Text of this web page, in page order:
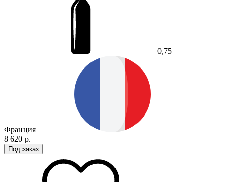
0,75
Франция
8 620 р.
Под заказ